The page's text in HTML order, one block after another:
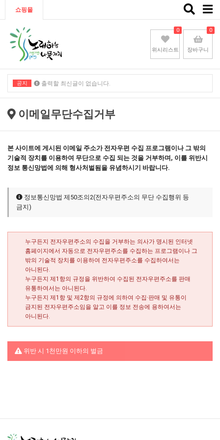
쇼핑몰
Toggle
위시리스트
0
장바구니
0
공지 출력할 최신글이 없습니다.
이메일무단수집거부
본 사이트에 게시된 이메일 주소가 전자우편 수집 프로그램이나 그 밖의
기술적 장치를 이용하여 무단으로 수집 되는 것을 거부하며, 이를 위반시
정보 통신망법에 의해 형사처벌됨을 유념하시기 바랍니다.
정보통신망법 제50조의2(전자우편주소의 무단 수집행위 등
금지)
누구든지 전자우편주소의 수집을 거부하는 의사가 명시된 인터넷
홈페이지에서 자동으로 전자우편주소를 수집하는 프로그램이나 그
밖의 기술적 장치를 이용하여 전자우편주소를 수집하여서는
아니된다.
누구든지 제1항의 규정을 위반하여 수집된 전자우편주소를 판매
유통하여서는 아니된다.
누구든지 제1항 및 제2항의 규정에 의하여 수집·판매 및 유통이
금지된 전자우편주소임을 알고 이를 정보 전송에 용하여서는
아니된다.
위반 시 1천만원 이하의 벌금